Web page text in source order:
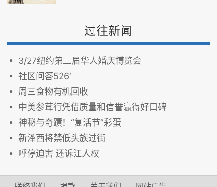
过往新闻
3/27纽约第二届华人婚庆博览会
社区问答526‘
周三食物有机回收
中美参茸行凭借质量和信誉赢得好口碑
神秘与奇蹟！“复活节”彩蛋
新泽西将禁低头族过街
呼停迫害 还诉江人权